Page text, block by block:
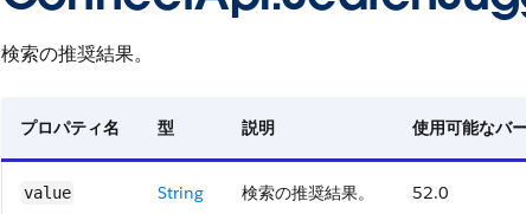
検索の推奨結果。
プロパティ名 型 説明 使用可能なバ
value String 検索の推奨結果。 52.0